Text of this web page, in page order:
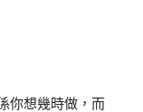
你想幾時做，而